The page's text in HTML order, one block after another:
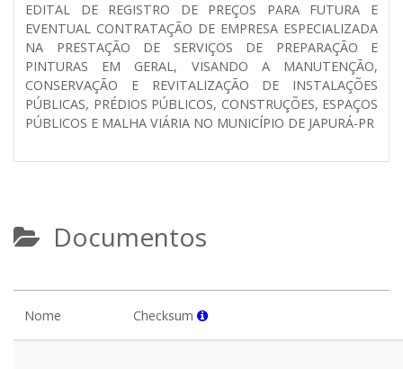
EDITAL DE REGISTRO DE PREÇOS PARA FUTURA E
EVENTUAL CONTRATAÇÃO DE EMPRESA ESPECIALIZADA
NA PRESTAÇÃO DE SERVIÇOS DE PREPARAÇÃO E
PINTURAS EM GERAL, VISANDO A MANUTENÇÃO,
CONSERVAÇÃO E REVITALIZAÇÃO DE INSTALAÇÕES
PÚBLICAS, PRÉDIOS PÚBLICOS, CONSTRUÇÕES, ESPAÇOS
PÚBLICOS E MALHA VIÁRIA NO MUNICÍPIO DE JAPURÁ-PR
Documentos
Nome Checksum